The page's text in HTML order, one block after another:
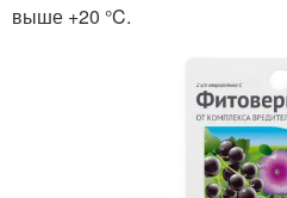
выше +20 °C.